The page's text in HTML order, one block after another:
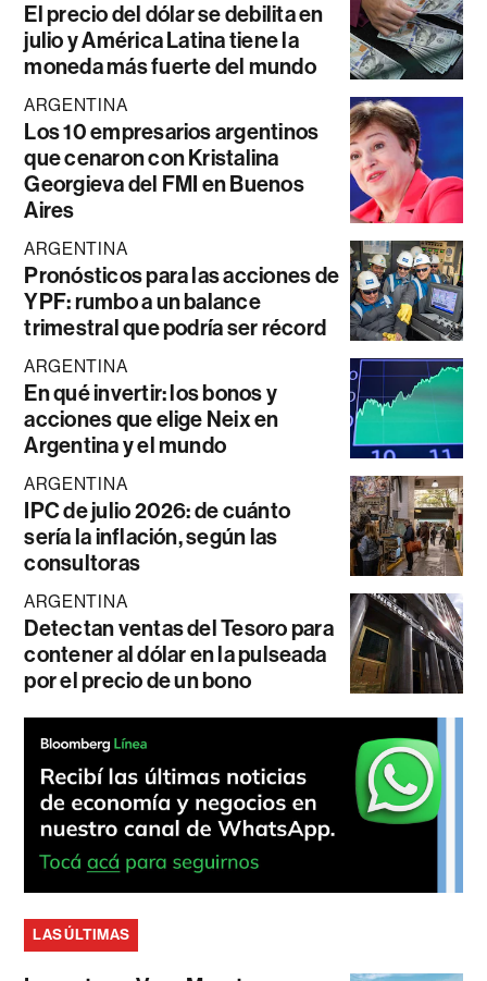
El precio del dólar se debilita en
julio y América Latina tiene la
moneda más fuerte del mundo
ARGENTINA
Los 10 empresarios argentinos
que cenaron con Kristalina
Georgieva del FMI en Buenos
Aires
ARGENTINA
Pronósticos para las acciones de
YPF: rumbo a un balance
trimestral que podría ser récord
ARGENTINA
En qué invertir: los bonos y
acciones que elige Neix en
Argentina y el mundo
ARGENTINA
IPC de julio 2026: de cuánto
sería la inflación, según las
consultoras
ARGENTINA
Detectan ventas del Tesoro para
contener al dólar en la pulseada
por el precio de un bono
LAS ÚLTIMAS